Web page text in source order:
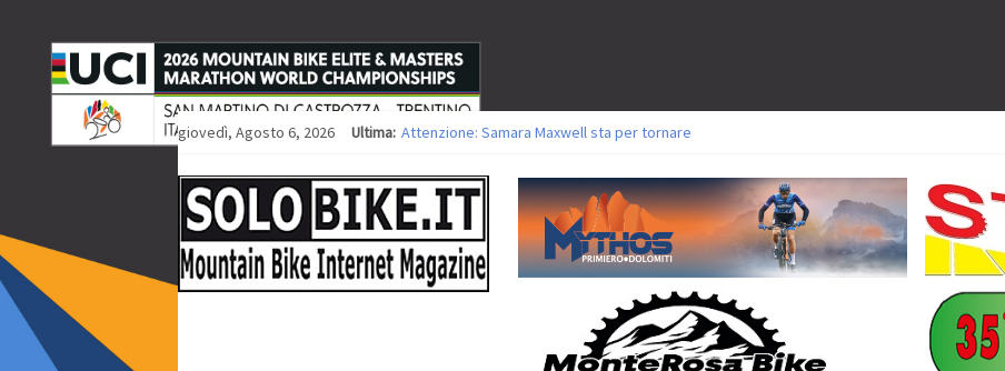
giovedì, Agosto 6, 2026 Ultima: Attenzione: Samara Maxwell sta per tornare
Europei XCO: vittorie per Ghibaudo, Grossmann e Gallis. Signorelli 5^ la migliore tra gli italiani
35ª Marathon Bike della Brianza: l’ultima sfida agonistica di una leggendaria storia
Europei MTB: il Team Relay firma il secondo argento azzurro a Monteceneri